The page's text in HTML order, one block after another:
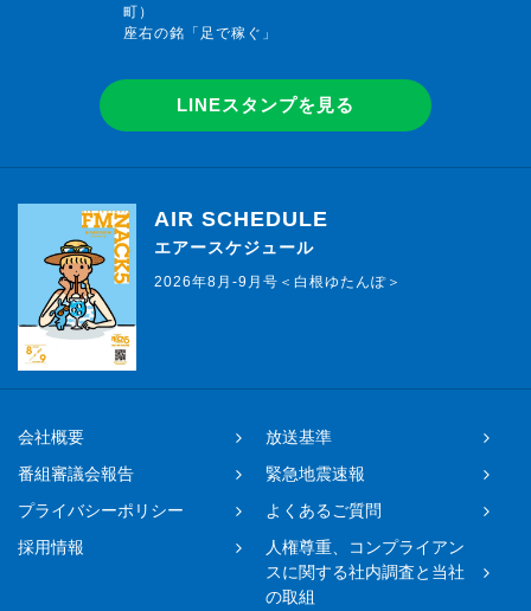
町）
座右の銘「足で稼ぐ」
LINEスタンプを見る
AIR SCHEDULE
エアースケジュール
2026年8月-9月号＜白根ゆたんぽ＞
会社概要
放送基準
番組審議会報告
緊急地震速報
プライバシーポリシー
よくあるご質問
採用情報
人権尊重、コンプライアン
スに関する社内調査と当社
の取組